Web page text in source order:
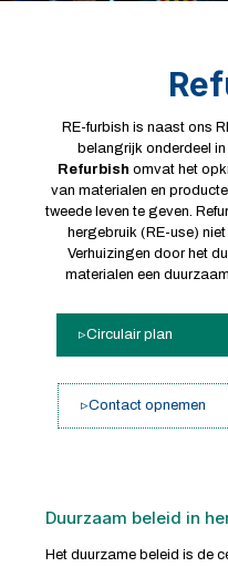
RE-furbish is naast ons
belangrijk onderdeel
Refurbish omvat het
van materialen en
tweede leven te geven.
hergebruik (RE-use)
Verhuizingen door het
materialen een
Circulair plan
Contact opnemen
Duurzaam beleid in
Het duurzame beleid is de